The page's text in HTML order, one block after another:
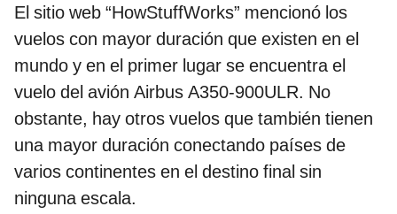
El sitio web “HowStuffWorks” mencionó los
vuelos con mayor duración que existen en el
mundo y en el primer lugar se encuentra el
vuelo del avión Airbus A350-900ULR. No
obstante, hay otros vuelos que también tienen
una mayor duración conectando países de
varios continentes en el destino final sin
ninguna escala.